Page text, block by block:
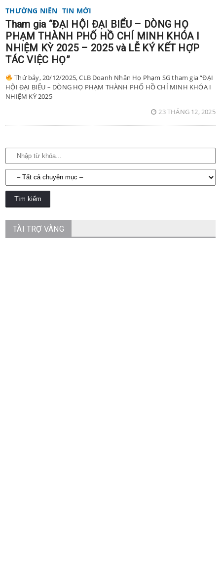
THƯỜNG NIÊN TIN MỚI
Tham gia “ĐẠI HỘI ĐẠI BIỂU – DÒNG HỌ
PHẠM THÀNH PHỐ HỒ CHÍ MINH KHÓA I
NHIỆM KỲ 2025 – 2025 và LỄ KÝ KẾT HỢP
TÁC VIỆC HỌ”
Thứ bảy, 20/12/2025, CLB Doanh Nhân Họ Phạm SG tham gia “ĐẠI
HỘI ĐẠI BIỂU – DÒNG HỌ PHẠM THÀNH PHỐ HỒ CHÍ MINH KHÓA I
NHIỆM KỲ 2025
23 THÁNG 12, 2025
TÀI TRỢ VÀNG